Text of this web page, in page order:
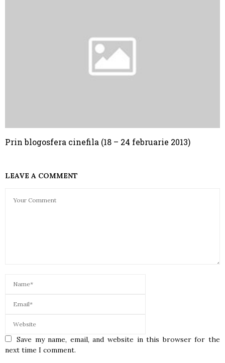
Prin blogosfera cinefila (18 – 24 februarie 2013)
LEAVE A COMMENT
Save my name, email, and website in this browser for the
next time I comment.